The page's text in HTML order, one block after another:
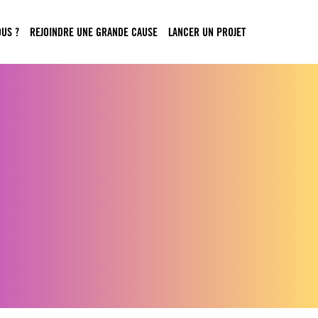
? REJOINDRE UNE GRANDE CAUSE LANCER UN PROJET